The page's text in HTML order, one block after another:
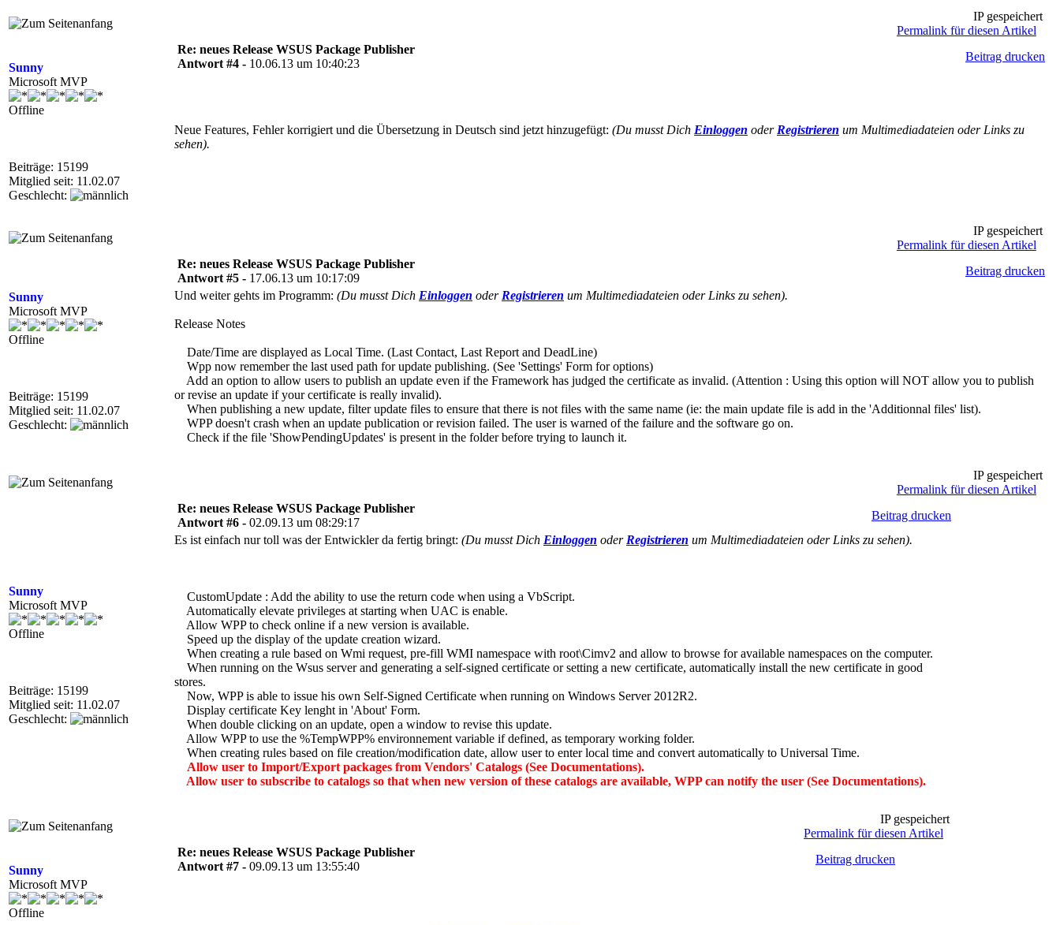
IP gespeichert
Permalink für diesen Artikel
Sunny
Microsoft MVP
Offline
Beiträge: 15199
Mitglied seit: 11.02.07
Geschlecht:
Re: neues Release WSUS Package Publisher
Antwort #4 - 10.06.13 um 10:40:23
Beitrag drucken
Neue Features, Fehler korrigiert und die Übersetzung in Deutsch sind jetzt hinzugefügt: (Du musst Dich Einloggen oder Registrieren um Multimediadateien oder Links zu
sehen).
IP gespeichert
Permalink für diesen Artikel
Sunny
Microsoft MVP
Offline
Beiträge: 15199
Mitglied seit: 11.02.07
Geschlecht:
Re: neues Release WSUS Package Publisher
Antwort #5 - 17.06.13 um 10:17:09
Beitrag drucken
Und weiter gehts im Programm: (Du musst Dich Einloggen oder Registrieren um Multimediadateien oder Links zu sehen).
Release Notes
Date/Time are displayed as Local Time. (Last Contact, Last Report and DeadLine)
Wpp now remember the last used path for update publishing. (See 'Settings' Form for options)
Add an option to allow users to publish an update even if the Framework has judged the certificate as invalid. (Attention : Using this option will NOT allow you to publish
or revise an update if your certificate is really invalid).
When publishing a new update, filter update files to ensure that there is not files with the same name (ie: the main update file is add in the 'Additionnal files' list).
WPP doesn't crash when an update publication or revision failed. The user is warned of the failure and the software go on.
Check if the file 'ShowPendingUpdates' is present in the folder before trying to launch it.
IP gespeichert
Permalink für diesen Artikel
Sunny
Microsoft MVP
Offline
Beiträge: 15199
Mitglied seit: 11.02.07
Geschlecht:
Re: neues Release WSUS Package Publisher
Antwort #6 - 02.09.13 um 08:29:17
Beitrag drucken
Es ist einfach nur toll was der Entwickler da fertig bringt: (Du musst Dich Einloggen oder Registrieren um Multimediadateien oder Links zu sehen).
CustomUpdate : Add the ability to use the return code when using a VbScript.
Automatically elevate privileges at starting when UAC is enable.
Allow WPP to check online if a new version is available.
Speed up the display of the update creation wizard.
When creating a rule based on Wmi request, pre-fill WMI namespace with root\Cimv2 and allow to browse for available namespaces on the computer.
When running on the Wsus server and generating a self-signed certificate or setting a new certificate, automatically install the new certificate in good
stores.
Now, WPP is able to issue his own Self-Signed Certificate when running on Windows Server 2012R2.
Display certificate Key lenght in 'About' Form.
When double clicking on an update, open a window to revise this update.
Allow WPP to use the %TempWPP% environnement variable if defined, as temporary working folder.
When creating rules based on file creation/modification date, allow user to enter local time and convert automatically to Universal Time.
Allow user to Import/Export packages from Vendors' Catalogs (See Documentations).
Allow user to subscribe to catalogs so that when new version of these catalogs are available, WPP can notify the user (See Documentations).
IP gespeichert
Permalink für diesen Artikel
Sunny
Microsoft MVP
Offline
Re: neues Release WSUS Package Publisher
Antwort #7 - 09.09.13 um 13:55:40
Beitrag drucken